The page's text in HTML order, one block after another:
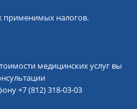
применимых налогов.
медицинских услуг вы
+7 (812) 318-03-03